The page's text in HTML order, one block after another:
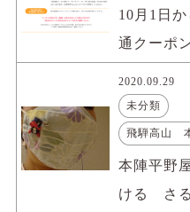
10月1日
通クーポ
2020.09.29
未分類
飛騨高山
本陣平野
ける さ